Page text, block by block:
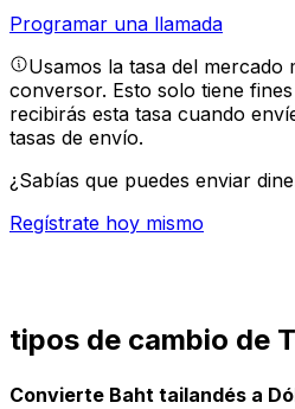
Programar una llamada
Usamos la tasa del mercado
conversor. Esto solo tiene
recibirás esta tasa cuando
tasas de envío.
¿Sabías que puedes enviar
Regístrate hoy mismo
tipos de cambio de
Convierte Baht tailandés a